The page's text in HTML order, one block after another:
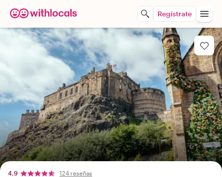
Regístrate
4,9 124 reseñas